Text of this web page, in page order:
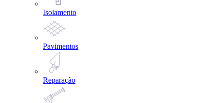
Isolamento
Pavimentos
Reparação